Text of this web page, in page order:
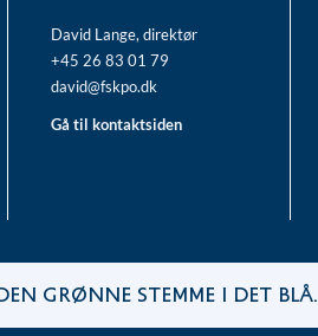
David Lange, direktør
+45 26 83 01 79
david@fskpo.dk
Gå til kontaktsiden
den grønne stemme i det blå.